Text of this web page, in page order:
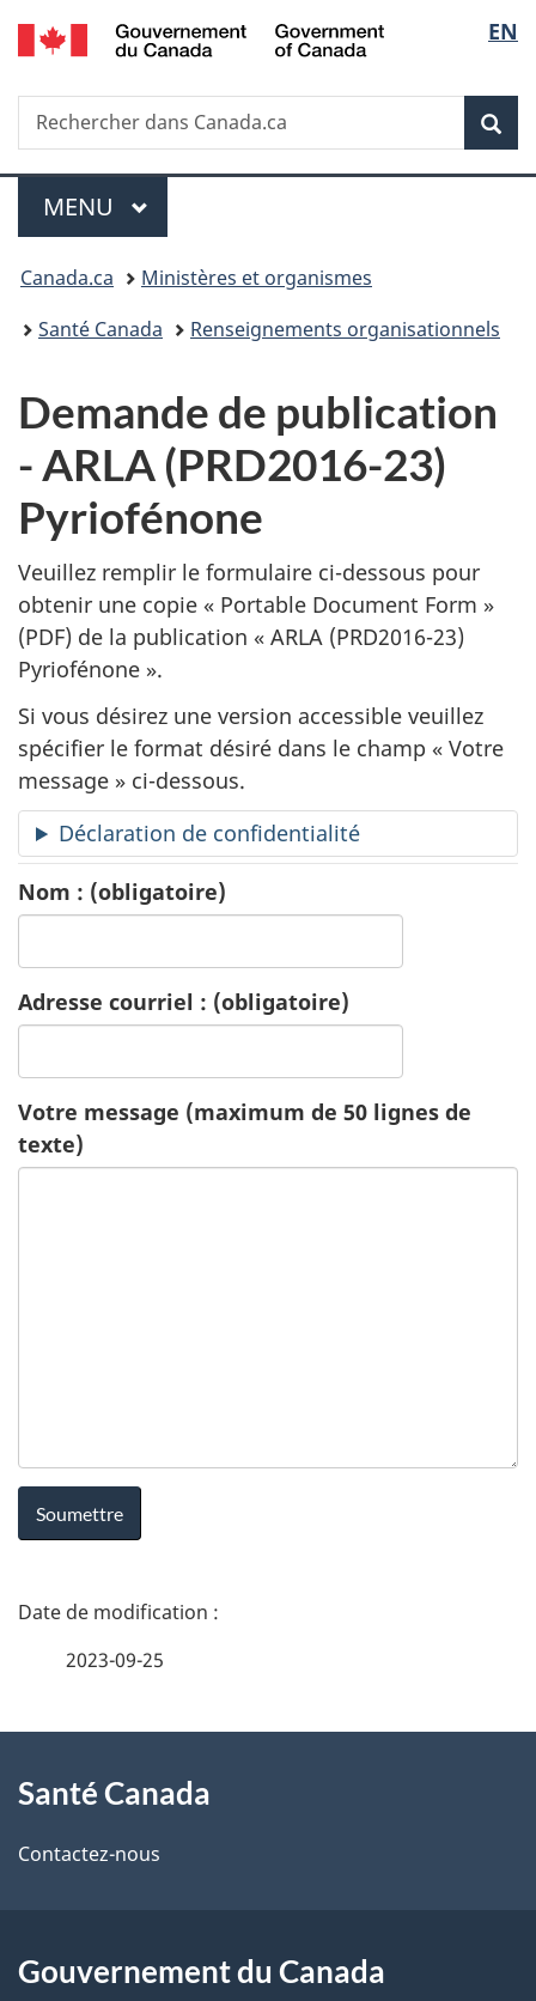
Passer
au
principal
Passer
à
Au
du
Passer
à
version
simplifiée
de
la
EN
Recherche
Rechercher
dans
Menu
MENU PRINCIPAL
Vous
êtes
Canada.ca
Ministères et organismes
Santé Canada
Renseignements organisationnels
D
e
m
a
n
d
e
d
e
p
u
b
l
i
c
a
S
a
n
a
n
d
Demande de publication
- ARLA (PRD2016-23)
Pyriofénone
Veuillez remplir le formulaire ci-dessous pour
obtenir une copie « Portable Document Form »
(PDF) de la publication « ARLA (PRD2016-23)
Pyriofénone ».
Si vous désirez une version accessible veuillez
spécifier le format désiré dans le champ « Votre
message » ci-dessous.
Déclaration de confidentialité
Nom : (obligatoire)
Adresse courriel : (obligatoire)
Votre message (maximum de 50 lignes de
texte)
D
i
l
d
2023-09-25
propos
de
site
Santé Canada
Contactez-nous
Gouvernement du Canada